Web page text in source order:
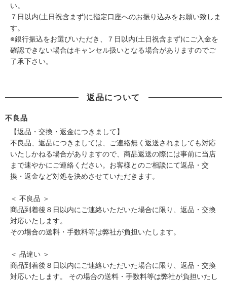
い。
７日以内(土日祝含まず)に指定口座へのお振り込みをお願い致しま
す。
※銀行振込をお選びいただき、７日以内(土日祝含まず)にご入金を
確認できない場合はキャンセル扱いとなる場合がありますのでご
了承下さい。
返品について
不良品
【返品・交換・返金につきまして】
不良品、返品につきましては、ご連絡無く返送されましても対応
いたしかねる場合がありますので、商品返送の際には事前に当店
まで速やかにご連絡ください。お客様とのご相談にて返品・交
換・返金など対処を決めさせていただきます。
＜ 不良品 ＞
商品到着後８日以内にご連絡いただいた場合に限り、返品・交換
対応いたします。
その場合の送料・手数料等は弊社が負担いたします。
＜ 品違い ＞
商品到着後８日以内にご連絡いただいた場合に限り、返品・交換
対応いたします。 その場合の送料・手数料等は弊社が負担いたし